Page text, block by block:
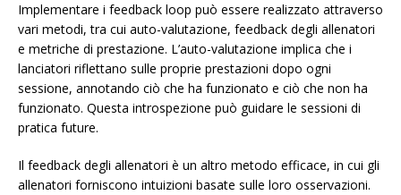
Implementare i feedback loop può essere realizzato attraverso
vari metodi, tra cui auto-valutazione, feedback degli allenatori
e metriche di prestazione. L’auto-valutazione implica che i
lanciatori riflettano sulle proprie prestazioni dopo ogni
sessione, annotando ciò che ha funzionato e ciò che non ha
funzionato. Questa introspezione può guidare le sessioni di
pratica future.
Il feedback degli allenatori è un altro metodo efficace, in cui gli
allenatori forniscono intuizioni basate sulle loro osservazioni.